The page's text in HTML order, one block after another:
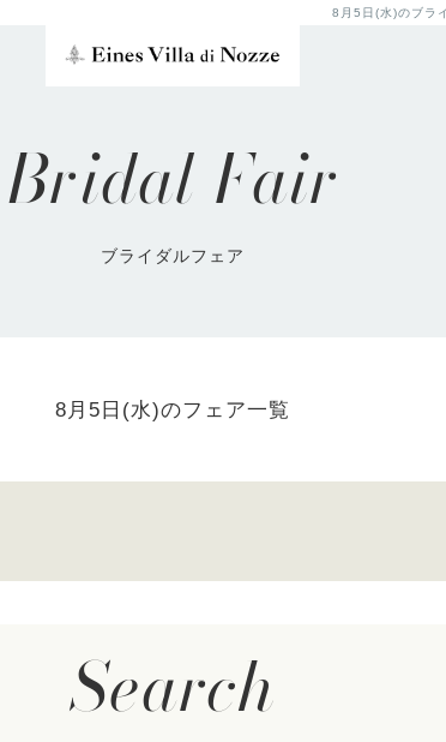
8月5日(水)のブラ
Bridal Fair
ブライダルフェア
8月5日(水)のフェア一覧
Search